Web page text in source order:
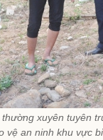
xuyên tuyên
vệ an ninh khu vực